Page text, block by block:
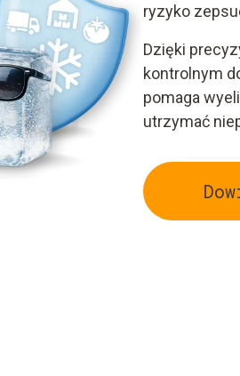
ryzyko
Dzięki
kontrolnym
pomaga
utrzymać